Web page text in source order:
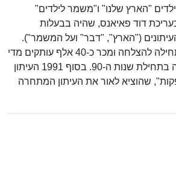
"הארץ שלנו" ו"משמר לילדים"
דוד פאיאנס, שהיה בבעלות
("הארץ", "דבר" ועל המשמר").
השבועון הממוזג זכה תחילה להצלחה ומכר כ-40 אלף עותקים מדי
שבוע, אך תפוצתו ירדה בתחילת שנות ה-90. בסוף 1991 העיתון
שהוציא לאור את העיתון המתחרה